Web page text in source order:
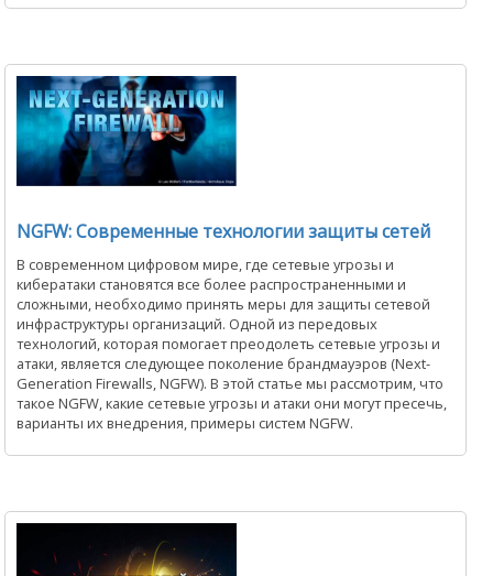
NGFW: Современные технологии защиты сетей
В современном цифровом мире, где сетевые угрозы и
кибератаки становятся все более распространенными и
сложными, необходимо принять меры для защиты сетевой
инфраструктуры организаций. Одной из передовых
технологий, которая помогает преодолеть сетевые угрозы и
атаки, является следующее поколение брандмауэров (Next-
Generation Firewalls, NGFW). В этой статье мы рассмотрим, что
такое NGFW, какие сетевые угрозы и атаки они могут пресечь,
варианты их внедрения, примеры систем NGFW.